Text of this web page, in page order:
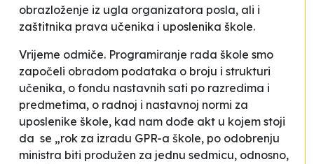
obrazloženje iz ugla organizatora posla, ali i
zaštitnika prava učenika i uposlenika škole.
Vrijeme odmiče. Programiranje rada škole smo
započeli obradom podataka o broju i strukturi
učenika, o fondu nastavnih sati po razredima i
predmetima, o radnoj i nastavnoj normi za
uposlenike škole, kad nam dođe akt u kojem stoji
da se „rok za izradu GPR-a škole, po odobrenju
ministra biti produžen za jednu sedmicu, odnosno,